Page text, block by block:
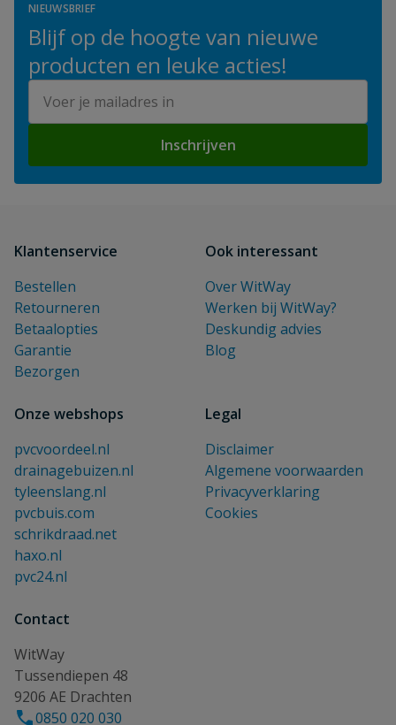
NIEUWSBRIEF
Blijf op de hoogte van nieuwe
producten en leuke acties!
Inschrijven
Klantenservice
Bestellen
Retourneren
Betaalopties
Garantie
Bezorgen
Ook interessant
Over WitWay
Werken bij WitWay?
Deskundig advies
Blog
Onze webshops
pvcvoordeel.nl
drainagebuizen.nl
tyleenslang.nl
pvcbuis.com
schrikdraad.net
haxo.nl
pvc24.nl
Legal
Disclaimer
Algemene voorwaarden
Privacyverklaring
Cookies
Contact
WitWay
Tussendiepen 48
9206 AE Drachten
0850 020 030